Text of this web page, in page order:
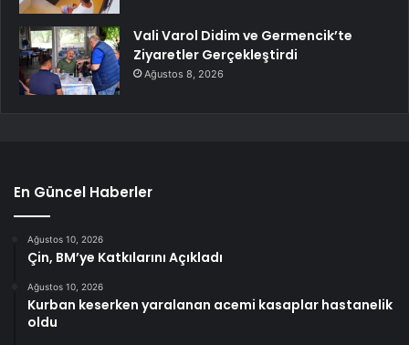
Vali Varol Didim ve Germencik’te
Ziyaretler Gerçekleştirdi
Ağustos 8, 2026
En Güncel Haberler
Ağustos 10, 2026
Çin, BM’ye Katkılarını Açıkladı
Ağustos 10, 2026
Kurban keserken yaralanan acemi kasaplar hastanelik
oldu